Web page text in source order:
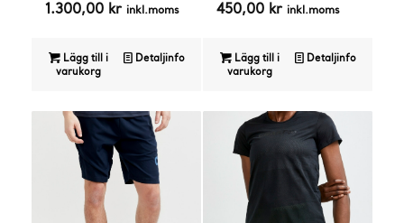
1.300,00 kr inkl.moms
Lägg till i
varukorg
Detaljinfo
450,00 kr inkl.moms
Lägg till i
varukorg
Detaljinfo